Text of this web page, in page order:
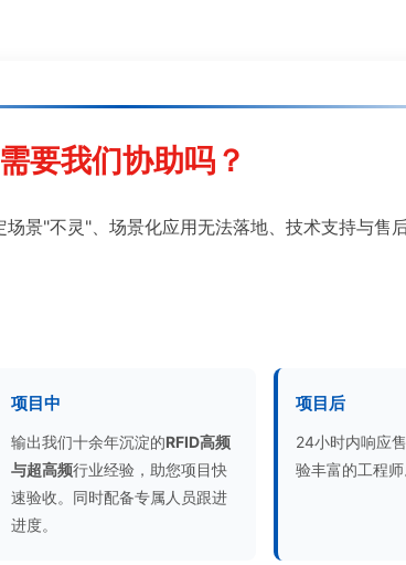
需要我们协助吗？
场景"不灵"、场景化应用无法落地、技术支持与售
项目中
输出我们十余年沉淀的RFID高频
与超高频行业经验，助您项目快
速验收。同时配备专属人员跟进
进度。
项目后
24小时内响应
验丰富的工程师